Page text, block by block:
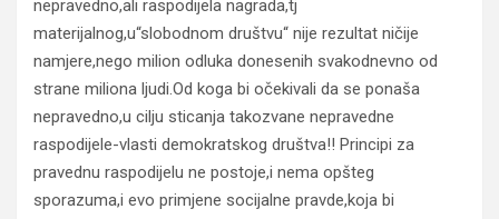
nepravedno,ali raspodijela nagrada,tj
materijalnog,u“slobodnom društvu“ nije rezultat ničije
namjere,nego milion odluka donesenih svakodnevno od
strane miliona ljudi.Od koga bi očekivali da se ponaša
nepravedno,u cilju sticanja takozvane nepravedne
raspodijele-vlasti demokratskog društva!! Principi za
pravednu raspodijelu ne postoje,i nema opšteg
sporazuma,i evo primjene socijalne pravde,koja bi